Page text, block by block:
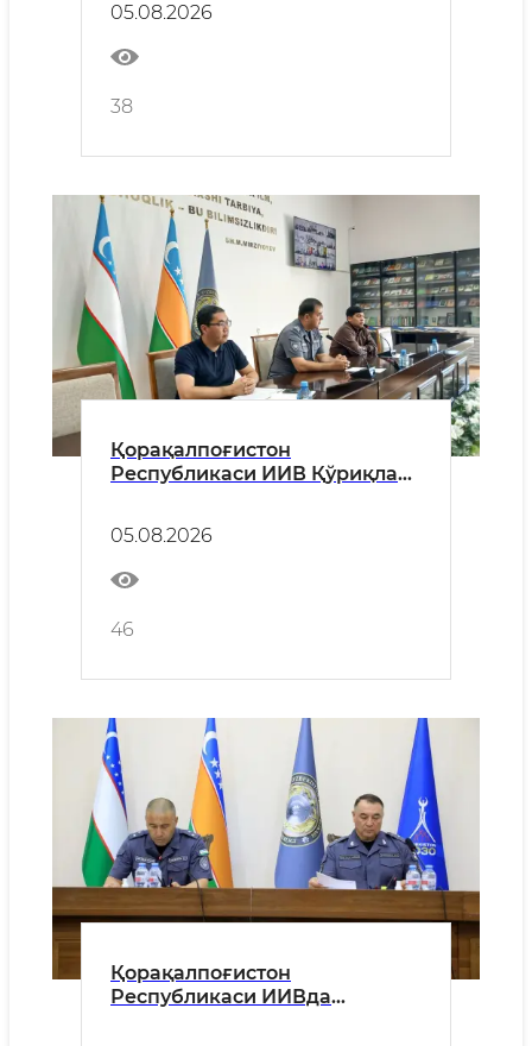
тадбирлари юзасидан
идоралараро йиғилиш
ўтказилди
05.08.2026
38
Қорақалпоғистон
Республикаси ИИВ Қўриқлаш
юзасидан йиғилиш ўтказилди
05.08.2026
46
Қорақалпоғистон
Республикаси ИИВда